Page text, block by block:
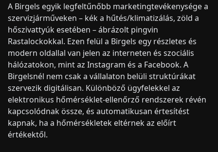
A Birgels egyik legfeltűnőbb marketingtevékenysége a
szervizjárműveken – kék a hűtés/klimatizálás, zöld a
hőszivattyúk esetében – ábrázolt pingvin
Rastalockokkal. Ezen felül a Birgels egy részletes és
modern oldallal van jelen az interneten és szociális
hálózatokon, mint az Instagram és a Facebook. A
Birgelsnél nem csak a vállalaton belüli struktúrákat
szervezik digitálisan. Különböző ügyfelekkel az
elektronikus hőmérséklet-ellenőrző rendszerek révén
kapcsolódnak össze, és automatikusan értesítést
kapnak, ha a hőmérsékletek eltérnek az előírt
értékektől.